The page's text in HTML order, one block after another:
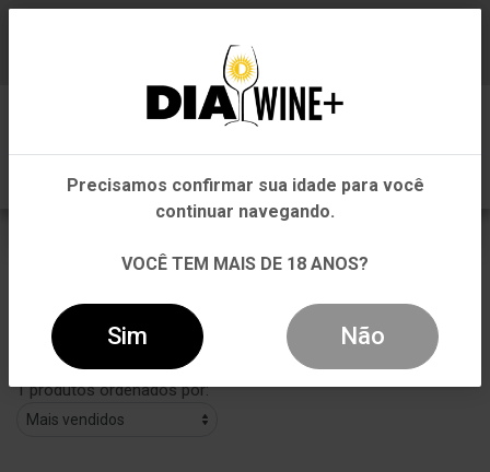
Filtros
1 produtos ordenados por:
Em que Estado você está?
Pernambuco
Outros Estados
Precisamos confirmar sua idade para você
continuar navegando.
VOCÊ TEM MAIS DE 18 ANOS?
Sim Não